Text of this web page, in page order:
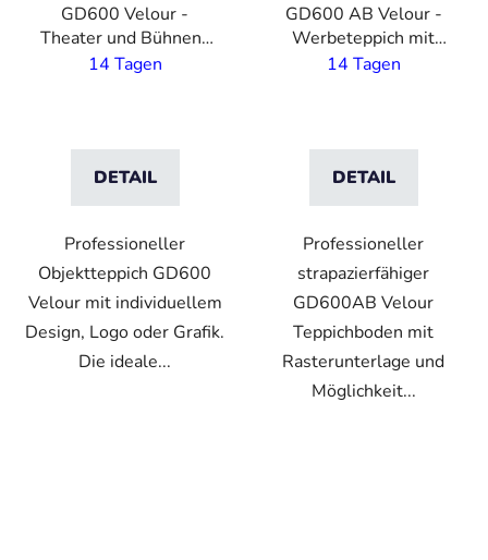
GD600 Velour -
Theater und Bühnen-
Teppich auf Maß - 2 m
14 Tagen
DETAIL
Professioneller
Objektteppich GD600
Velour mit individuellem
Design, Logo oder Grafik.
Die ideale...
GD600 AB Velour -
Werbeteppich mit
eigenem Druck - 5 mm
14 Tagen
DETAIL
Professioneller
strapazierfähiger
GD600AB Velour
Teppichboden mit
Rasterunterlage und
Möglichkeit...